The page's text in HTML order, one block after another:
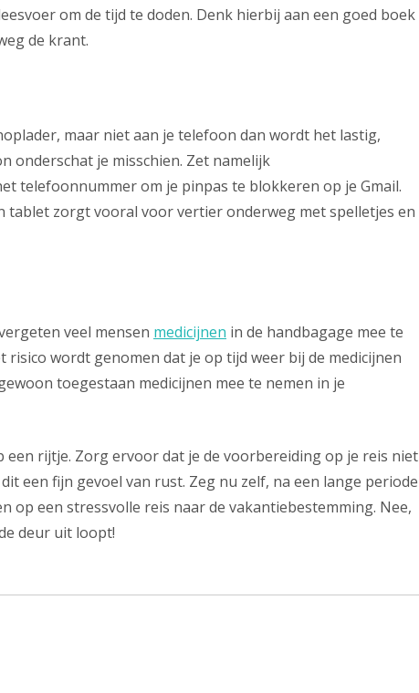
om de tijd te doden. Denk hierbij aan een goed boek
de krant.
maar niet aan je telefoon dan wordt het lastig,
onderschat je misschien. Zet namelijk
telefoonnummer om je pinpas te blokkeren op je Gmail.
tablet zorgt vooral voor vertier onderweg met spelletjes en
veel mensen medicijnen in de handbagage mee te
wordt genomen dat je op tijd weer bij de medicijnen
toegestaan medicijnen mee te nemen in je
rijtje. Zorg ervoor dat je de voorbereiding op je reis niet
een fijn gevoel van rust. Zeg nu zelf, na een lange periode
op een stressvolle reis naar de vakantiebestemming. Nee,
deur uit loopt!